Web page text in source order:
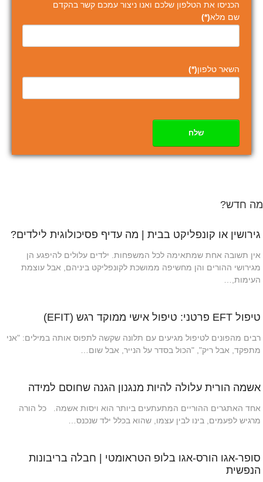
הכניסו את הטלפון שלכם ואנו ניצור עמכם קשר בהקדם
שם מלא(*)
השאר טלפון(*)
שלח
מה חדש?
גירושין או קונפליקט בבית | מה עדיף פסיכולוגית לילדים?
אין תשובה אחת שמתאימה לכל המשפחות. ילדים עלולים להיפגע הן
מגירושי ההורים והן מחשיפה ממושכת לקונפליקט ביניהם, אבל עוצמת
העימות,…
טיפול EFT פרטני: טיפול אישי ממוקד רגש (EFIT)
רבים מהפונים לטיפול מגיעים עם תלונה שקשה לתפוס אותה במילים: "אני
מתפקד, אבל ריק", "הכול בסדר על הנייר, אבל שום…
אשמה הורית עלולה להיות מנגנון הגנה שחוסם למידה
אחד האתגרים ההוריים המתעתעים ביותר הוא ויסות אשמה. כל הורה
מרגיש לפעמים, בינו לבין עצמו, שהוא בכלל ילד שנכנס…
סופר-אגו הורס-אגו בלופ הטראומטי | חבלה בריבונות
הנפשית